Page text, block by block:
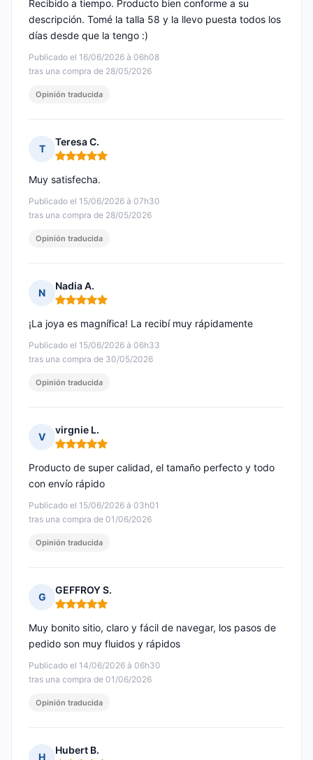
Publicado el 16/06/2026 à 06h08
tras una compra de 28/05/2026
Recibido a tiempo. Producto bien conforme a su
descripción. Tomé la talla 58 y la llevo puesta todos los
días desde que la tengo :)
Opinión traducida
T
Teresa C.
Nota: 5 de 5
Publicado el 15/06/2026 à 07h30
tras una compra de 28/05/2026
Muy satisfecha.
Opinión traducida
N
Nadia A.
Nota: 5 de 5
Publicado el 15/06/2026 à 06h33
tras una compra de 30/05/2026
¡La joya es magnífica! La recibí muy rápidamente
Opinión traducida
V
virgnie L.
Nota: 5 de 5
Publicado el 15/06/2026 à 03h01
tras una compra de 01/06/2026
Producto de super calidad, el tamaño perfecto y todo
con envío rápido
Opinión traducida
G
GEFFROY S.
Nota: 5 de 5
Publicado el 14/06/2026 à 06h30
tras una compra de 01/06/2026
Muy bonito sitio, claro y fácil de navegar, los pasos de
pedido son muy fluidos y rápidos
Opinión traducida
H
Hubert B.